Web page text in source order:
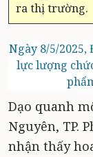
ra thị trường.
Ngày 8/5/
lực lượng
Dạo quanh
Nguyên, TP.
nhận thấy